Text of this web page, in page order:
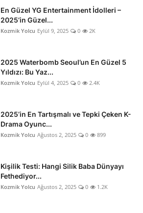
En Güzel YG Entertainment İdolleri –
2025’in Güzel...
Kozmik Yolcu Eylül 9, 2025 0 2K
2025 Waterbomb Seoul’un En Güzel 5
Yıldızı: Bu Yaz...
Kozmik Yolcu Eylül 4, 2025 0 2.4K
2025’in En Tartışmalı ve Tepki Çeken K-
Drama Oyunc...
Kozmik Yolcu Ağustos 2, 2025 0 899
Kişilik Testi: Hangi Silik Baba Dünyayı
Fethediyor...
Kozmik Yolcu Ağustos 2, 2025 0 1.2K